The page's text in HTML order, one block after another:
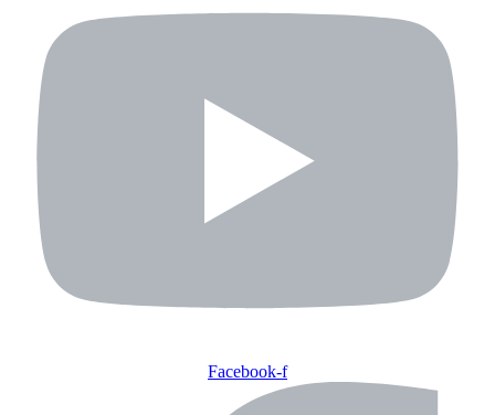
Facebook-f